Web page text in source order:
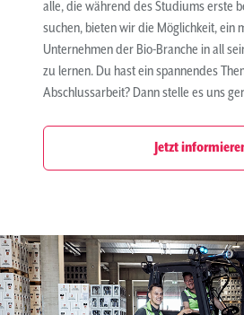
alle, die während des Studiums erste
suchen, bieten wir die Möglichkeit, ein
Unternehmen der Bio-Branche in all
zu lernen. Du hast ein spannendes
Abschlussarbeit? Dann stelle es uns
Jetzt